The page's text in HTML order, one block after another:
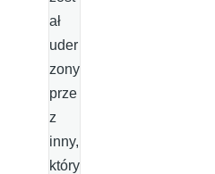
ał
uder
zony
prze
z
inny,
który